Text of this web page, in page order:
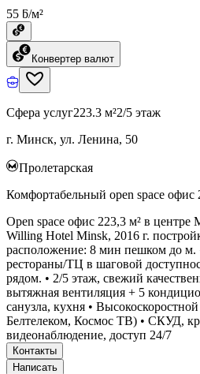
55 ƃ/м²
Конвертер валют
Сфера услуг223.3 м²2/5 этаж
г. Минск, ул. Ленина, 50
Пролетарская
Комфортабельный open space
Open space офис 223,3 м² в
Willing Hotel Minsk, 2016 г.
расположение: 8 мин пешком до м.
рестораны/ТЦ в шаговой
рядом. • 2/5 этаж, свежий
вытяжная вентиляция + 5
санузла, кухня •
Белтелеком, Космос ТВ) • СКУД,
видеонаблюдение, доступ 24/7
Контакты
Написать